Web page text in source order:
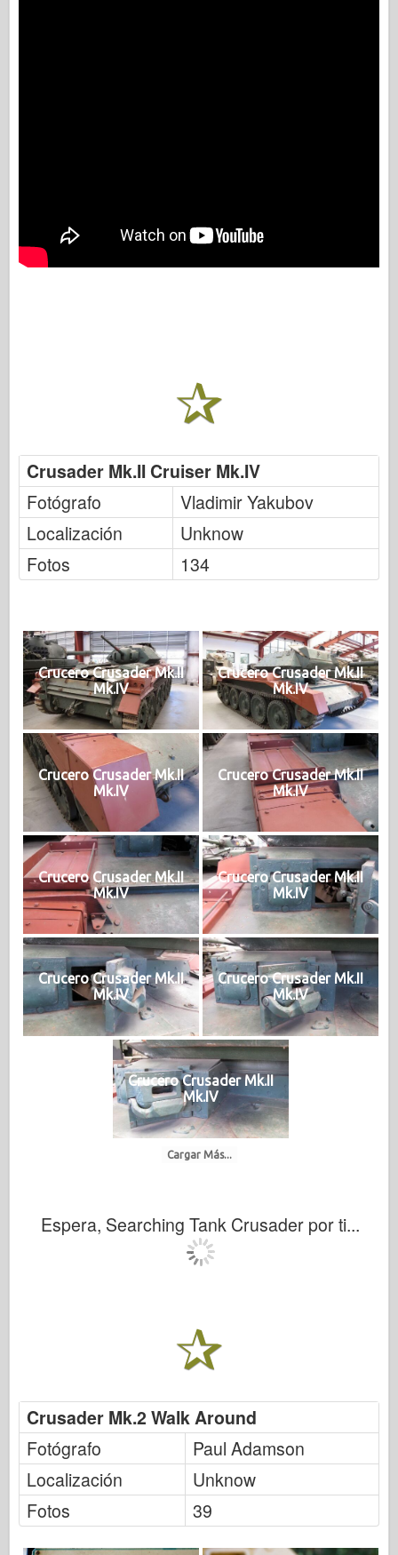
Crusader Mk.II Cruiser Mk.IV
Fotógrafo
Vladimir Yakubov
Localización
Unknow
Fotos
134
Crucero Crusader Mk.II
Mk.IV
Crucero Crusader Mk.II
Mk.IV
Crucero Crusader Mk.II
Mk.IV
Crucero Crusader Mk.II
Mk.IV
Crucero Crusader Mk.II
Mk.IV
Crucero Crusader Mk.II
Mk.IV
Crucero Crusader Mk.II
Mk.IV
Crucero Crusader Mk.II
Mk.IV
Crucero Crusader Mk.II
Mk.IV
Cargar Más...
Espera, Searching Tank Crusader por ti...
Crusader Mk.2 Walk Around
Fotógrafo
Paul Adamson
Localización
Unknow
Fotos
39